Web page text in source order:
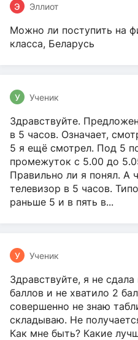
Э Эллиот
Можно ли поступить на
класса, Беларусь
У Ученик
Здравствуйте.
в 5 часов. Означает,
5 я ещё смотрел. Под 5
промежуток с 5.00 до
Правильно ли я понял. А
телевизор в 5 часов.
раньше 5 и в пять в...
У Ученик
Здравствуйте, я не
баллов и не хватило 2
совершенно не знаю
складываю. Не
Как мне быть? Какие